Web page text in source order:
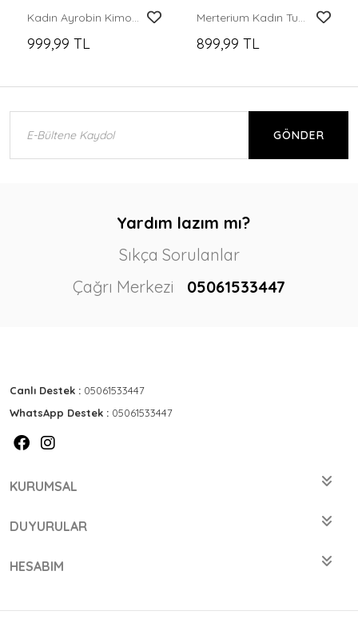
Kadın Ayrobin Kimono Pantolon İkili Takım 6739 - Gri
999,99 TL
Merterium Kadın Tunik Pantolon Alt Üst Takım 6663 - Antrasit
899,99 TL
GÖNDER
Yardım lazım mı?
Sıkça Sorulanlar
Çağrı Merkezi
05061533447
Canlı Destek : 05061533447
WhatsApp Destek : 05061533447
KURUMSAL
DUYURULAR
HESABIM